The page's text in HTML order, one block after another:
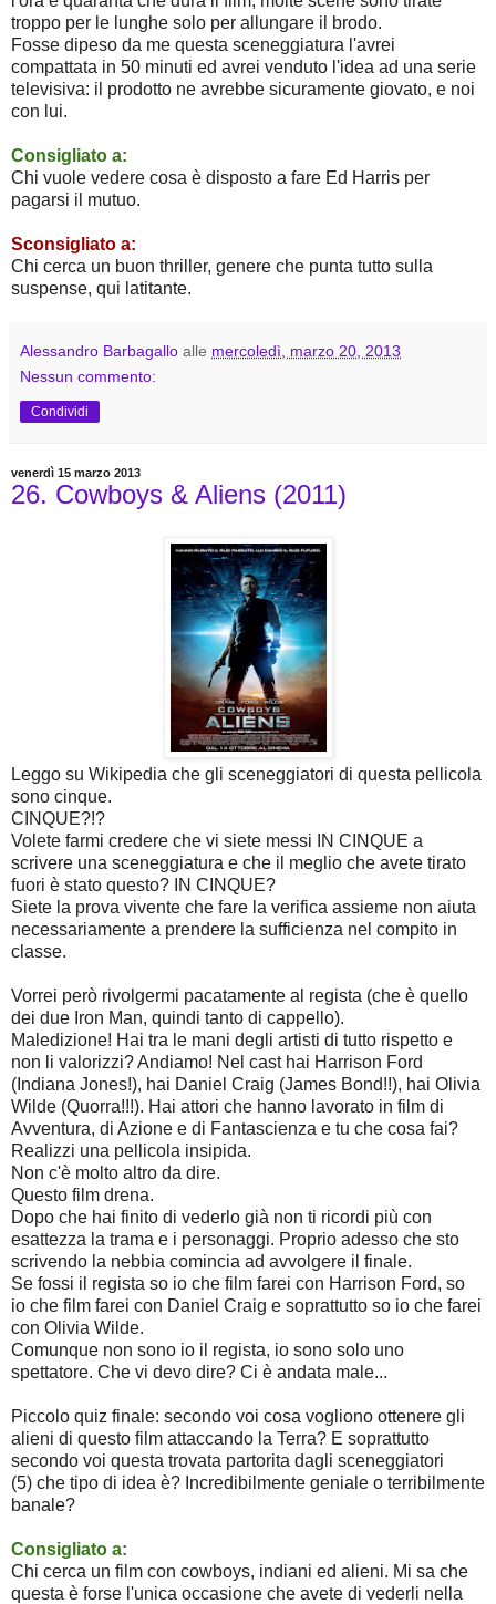
troppo per le lunghe solo per allungare il brodo.
Fosse dipeso da me questa sceneggiatura l'avrei
compattata in 50 minuti ed avrei venduto l'idea ad una serie
televisiva: il prodotto ne avrebbe sicuramente giovato, e noi
con lui.
Consigliato a:
Chi vuole vedere cosa è disposto a fare Ed Harris per
pagarsi il mutuo.
Sconsigliato a:
Chi cerca un buon thriller, genere che punta tutto sulla
suspense, qui latitante.
Alessandro Barbagallo alle mercoledì, marzo 20, 2013
Nessun commento:
Condividi
venerdì 15 marzo 2013
26. Cowboys & Aliens (2011)
Leggo su Wikipedia che gli sceneggiatori di questa pellicola
sono cinque.
CINQUE?!?
Volete farmi credere che vi siete messi IN CINQUE a
scrivere una sceneggiatura e che il meglio che avete tirato
fuori è stato questo? IN CINQUE?
Siete la prova vivente che fare la verifica assieme non aiuta
necessariamente a prendere la sufficienza nel compito in
classe.
Vorrei però rivolgermi pacatamente al regista (che è quello
dei due Iron Man, quindi tanto di cappello).
Maledizione! Hai tra le mani degli artisti di tutto rispetto e
non li valorizzi? Andiamo! Nel cast hai Harrison Ford
(Indiana Jones!), hai Daniel Craig (James Bond!!), hai Olivia
Wilde (Quorra!!!). Hai attori che hanno lavorato in film di
Avventura, di Azione e di Fantascienza e tu che cosa fai?
Realizzi una pellicola insipida.
Non c'è molto altro da dire.
Questo film drena.
Dopo che hai finito di vederlo già non ti ricordi più con
esattezza la trama e i personaggi. Proprio adesso che sto
scrivendo la nebbia comincia ad avvolgere il finale.
Se fossi il regista so io che film farei con Harrison Ford, so
io che film farei con Daniel Craig e soprattutto so io che farei
con Olivia Wilde.
Comunque non sono io il regista, io sono solo uno
spettatore. Che vi devo dire? Ci è andata male...
Piccolo quiz finale: secondo voi cosa vogliono ottenere gli
alieni di questo film attaccando la Terra? E soprattutto
secondo voi questa trovata partorita dagli sceneggiatori
(5) che tipo di idea è? Incredibilmente geniale o terribilmente
banale?
Consigliato a:
Chi cerca un film con cowboys, indiani ed alieni. Mi sa che
questa è forse l'unica occasione che avete di vederli nella